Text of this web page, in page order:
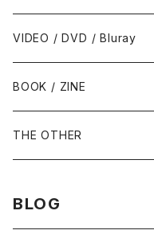
フルート/クラリネット -
ヴァイヴ/オルガン -
ギター・ベース・ドラム - g
Accordion / Bandoneon
COUNTRY / BLUEGRASS
HILLBILLY / ROCKABILLY
70s-moderns POPS
NEO ROCKABILLY /
アイドル
ニューミュージック / にほん
にほんのロック
にほんのハードロック・ヘヴ
サウンド・トラック/映画音
にほんのテレビ主題歌・テーマ
COMEDY / SPOKEN
NOVELTY / SABPM
現代音楽Contemporary
SOUL / FUNK
BLUES
GOSPEL / CCM
ROOTS REGGAE / DUB
VIDEO / DVD / Bluray
BOOK / ZINE
THE OTHER
BLOG